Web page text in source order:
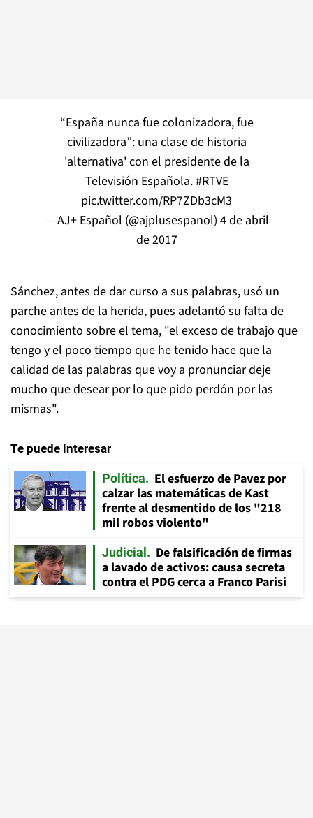
“España nunca fue colonizadora, fue
civilizadora”: una clase de historia
'alternativa' con el presidente de la
Televisión Española.#RTVE
pic.twitter.com/RP7ZDb3cM3
— AJ+ Español (@ajplusespanol) 4 de abril
de 2017
Sánchez, antes de dar curso a sus palabras, usó un
parche antes de la herida, pues adelantó su falta de
conocimiento sobre el tema, "el exceso de trabajo que
tengo y el poco tiempo que he tenido hace que la
calidad de las palabras que voy a pronunciar deje
mucho que desear por lo que pido perdón por las
mismas".
Te puede interesar
Política
El esfuerzo de Pavez por
calzar las matemáticas de Kast
frente al desmentido de los "218
mil robos violento"
Judicial
De falsificación de firmas
a lavado de activos: causa secreta
contra el PDG cerca a Franco Parisi